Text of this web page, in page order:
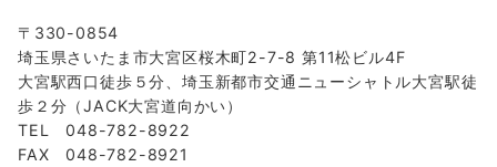
〒330-0854
埼玉県さいたま市大宮区桜木町2-7-8 第11松ビル4F
大宮駅西口徒歩５分、埼玉新都市交通ニューシャトル大宮駅徒
歩２分（JACK大宮道向かい）
TEL 048-782-8922
FAX 048-782-8921